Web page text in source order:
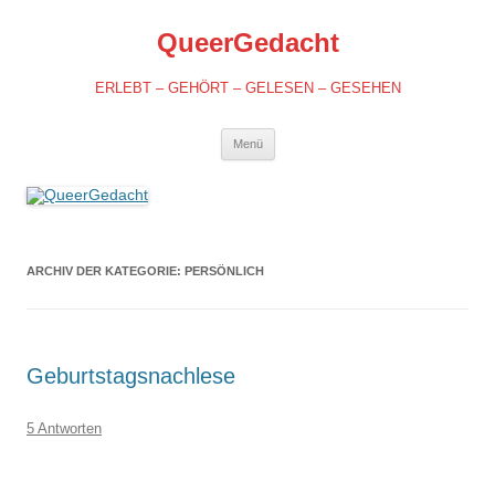
QueerGedacht
ERLEBT – GEHÖRT – GELESEN – GESEHEN
Menü
ARCHIV DER KATEGORIE: PERSÖNLICH
Geburtstagsnachlese
5 Antworten